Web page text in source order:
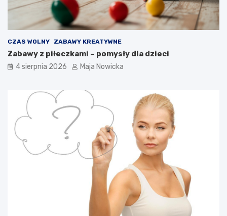
CZAS WOLNY ZABAWY KREATYWNE
Zabawy z piłeczkami – pomysły dla dzieci
4 sierpnia 2026 Maja Nowicka